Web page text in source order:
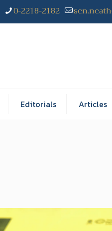
0-2218-2182
Editorials Articles